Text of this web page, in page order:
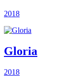
2018
Gloria
2018